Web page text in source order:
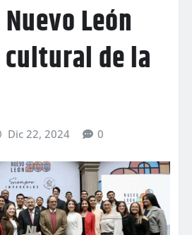
León
de la
Dic 22, 2024 0